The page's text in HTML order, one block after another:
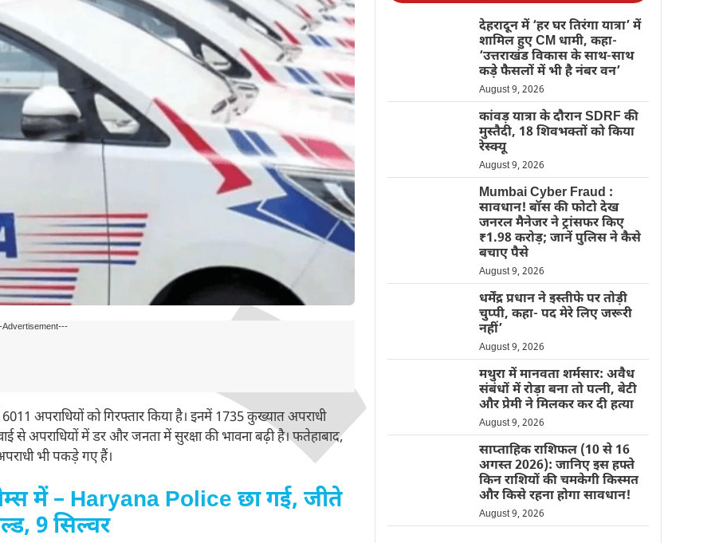
Advertisement---
अपराधियों को गिरफ्तार किया है। इनमें 1735 कुख्यात अपराधी
से अपराधियों में डर और जनता में सुरक्षा की भावना बढ़ी है। फतेहाबाद,
भी पकड़े गए हैं।
में – Haryana Police छा गई, जीते
9 सिल्वर
देहरादून में ‘हर घर तिरंगा यात्रा’ में
शामिल हुए CM धामी, कहा-
‘उत्तराखंड विकास के साथ-साथ
कड़े फैसलों में भी है नंबर वन’
August 9, 2026
कांवड़ यात्रा के दौरान SDRF की
मुस्तैदी, 18 शिवभक्तों को किया
रेस्क्यू
August 9, 2026
Mumbai Cyber Fraud :
सावधान! बॉस की फोटो देख
जनरल मैनेजर ने ट्रांसफर किए
₹1.98 करोड़; जानें पुलिस ने कैसे
बचाए पैसे
August 9, 2026
धर्मेंद्र प्रधान ने इस्तीफे पर तोड़ी
चुप्पी, कहा- पद मेरे लिए जरूरी
नहीं’
August 9, 2026
मथुरा में मानवता शर्मसार: अवैध
संबंधों में रोड़ा बना तो पत्नी, बेटी
और प्रेमी ने मिलकर कर दी हत्या
August 9, 2026
साप्ताहिक राशिफल (10 से 16
अगस्त 2026): जानिए इस हफ्ते
किन राशियों की चमकेगी किस्मत
और किसे रहना होगा सावधान!
August 9, 2026